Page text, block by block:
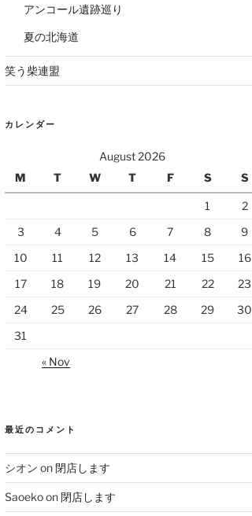
アンコール遺跡巡り
夏の北海道
笑う柴連盟
カレンダー
August 2026
M
T W T F S S
1
2
3
4 5 6 7 8
9
10
11 12 13 14 15
16
17
18 19 20 21 22
23
24
25 26 27 28 29
30
31
« Nov
最近のコメント
シオン on閉店します
Saoekoon閉店します